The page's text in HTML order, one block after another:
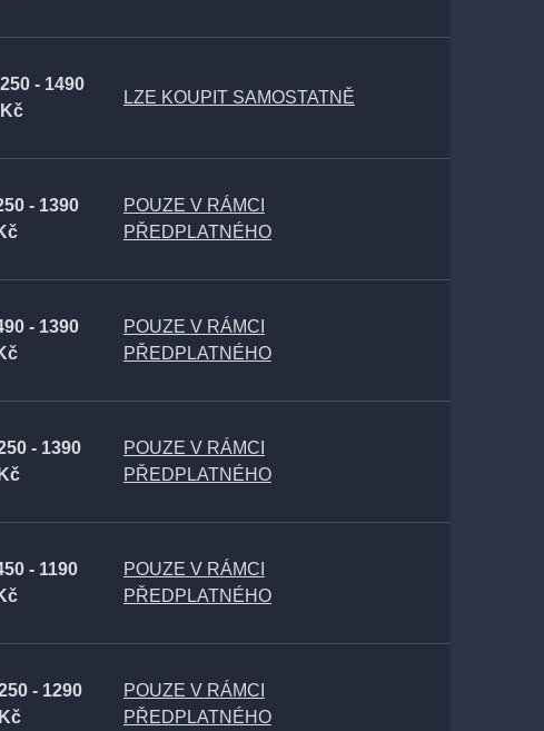
250 - 1490
Kč
LZE KOUPIT SAMOSTATNĚ
- 1390
POUZE V RÁMCI
PŘEDPLATNÉHO
- 1390
POUZE V RÁMCI
PŘEDPLATNÉHO
- 1390
Kč
POUZE V RÁMCI
PŘEDPLATNÉHO
- 1190
POUZE V RÁMCI
PŘEDPLATNÉHO
- 1290
Kč
POUZE V RÁMCI
PŘEDPLATNÉHO